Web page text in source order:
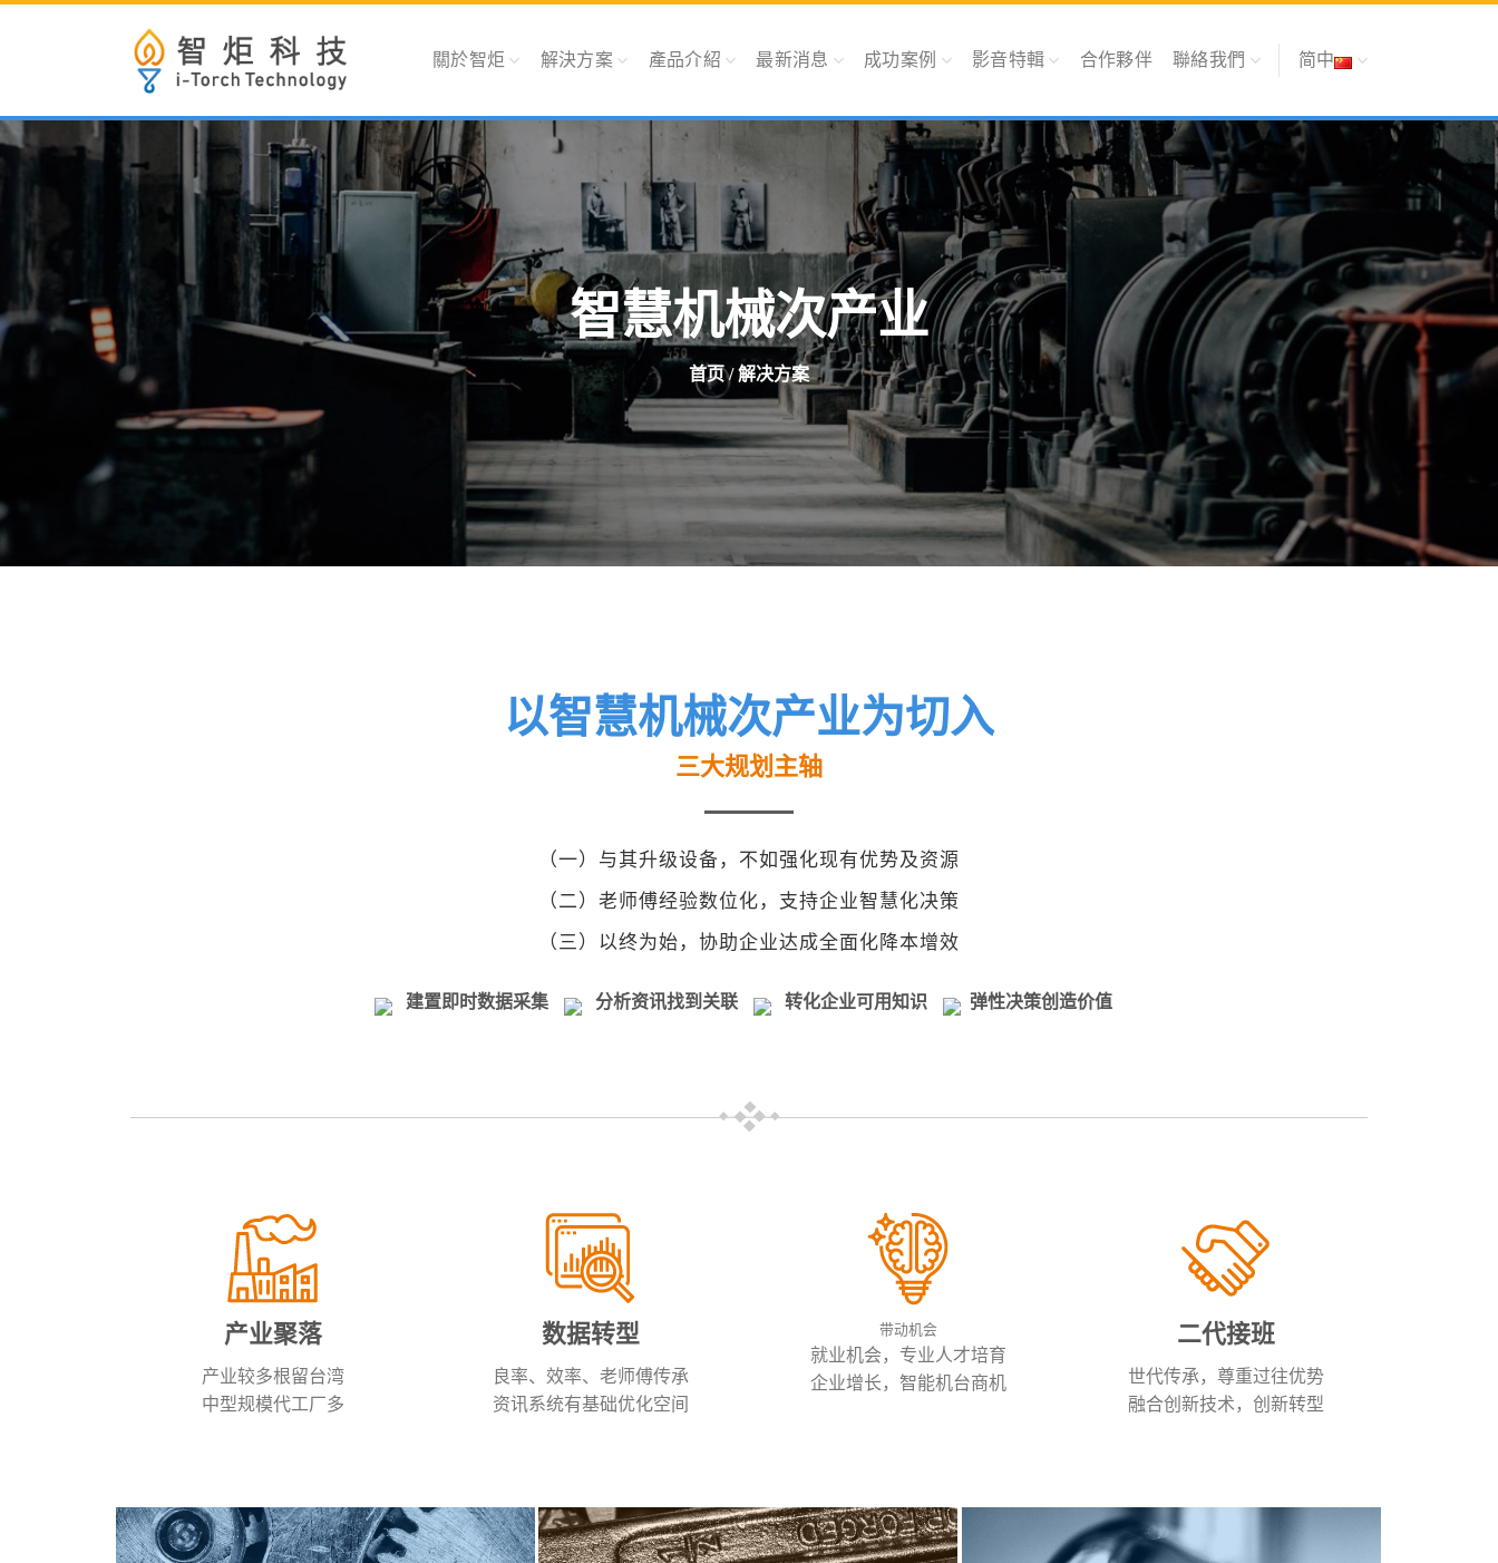
關於智炬 解決方案 產品介紹 最新消息 成功案例 影音特輯 合作夥伴 聯絡我們 简中
智慧机械次产业
首页/ 解决方案
以智慧机械次产业为切入
三大规划主轴
（一）与其升级设备，不如强化现有优势及资源
（二）老师傅经验数位化，支持企业智慧化决策
（三）以终为始，协助企业达成全面化降本增效
建置即时数据采集 分析资讯找到关联 转化企业可用知识 弹性决策创造价值
产业聚落
产业较多根留台湾
中型规模代工厂多
数据转型
良率、效率、老师傅传承
资讯系统有基础优化空间
带动机会
就业机会，专业人才培育
企业增长，智能机台商机
二代接班
世代传承，尊重过往优势
融合创新技术，创新转型